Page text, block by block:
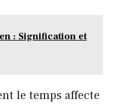
: Signification et
le temps affecte